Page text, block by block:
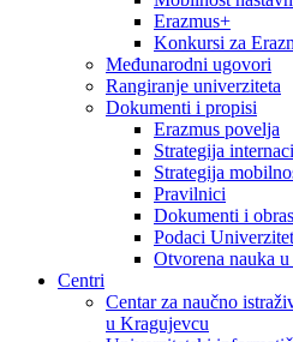
Erazmus+
Konkursi za
Međunarodni ugovori
Rangiranje univerziteta
Dokumenti i propisi
Erazmus povelja
Strategija
Strategija
Pravilnici
Dokumenti i
Podaci
Otvorena nauka
Centri
Centar za naučno
u Kragujevcu